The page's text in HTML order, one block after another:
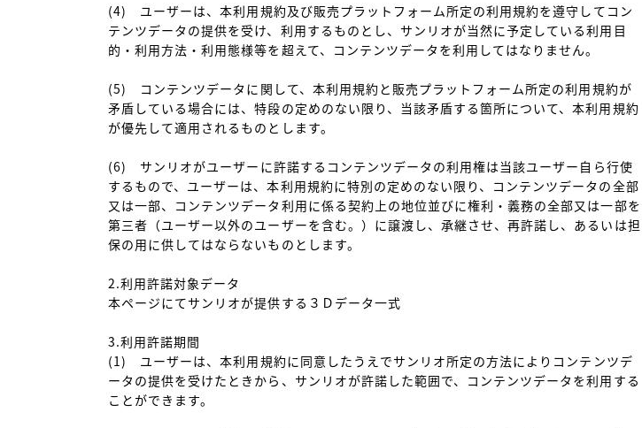
(4)　ユーザーは、本利用規約及び販売プラットフォーム所定の利用規約を遵守してコン
テンツデータの提供を受け、利用するものとし、サンリオが当然に予定している利用目
的・利用方法・利用態様等を超えて、コンテンツデータを利用してはなりません。
(5)　コンテンツデータに関して、本利用規約と販売プラットフォーム所定の利用規約が
矛盾している場合には、特段の定めのない限り、当該矛盾する箇所について、本利用規約
が優先して適用されるものとします。
(6)　サンリオがユーザーに許諾するコンテンツデータの利用権は当該ユーザー自ら行使
するもので、ユーザーは、本利用規約に特別の定めのない限り、コンテンツデータの全部
又は一部、コンテンツデータ利用に係る契約上の地位並びに権利・義務の全部又は一部を
第三者（ユーザー以外のユーザーを含む。）に譲渡し、承継させ、再許諾し、あるいは担
保の用に供してはならないものとします。
2.利用許諾対象データ
本ページにてサンリオが提供する３Ｄデータ一式
3.利用許諾期間
(1)　ユーザーは、本利用規約に同意したうえでサンリオ所定の方法によりコンテンツデ
ータの提供を受けたときから、サンリオが許諾した範囲で、コンテンツデータを利用する
ことができます。